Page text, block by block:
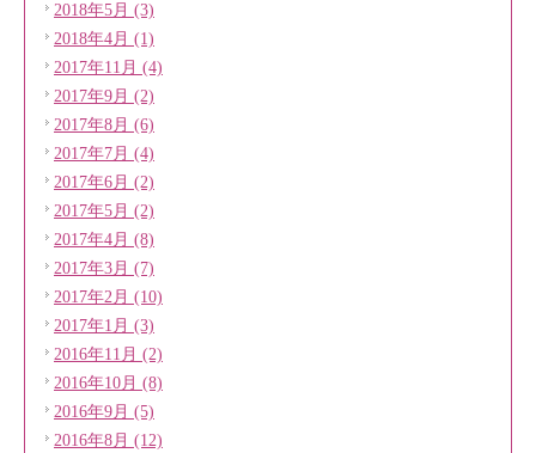
2018年5月 (3)
2018年4月 (1)
2017年11月 (4)
2017年9月 (2)
2017年8月 (6)
2017年7月 (4)
2017年6月 (2)
2017年5月 (2)
2017年4月 (8)
2017年3月 (7)
2017年2月 (10)
2017年1月 (3)
2016年11月 (2)
2016年10月 (8)
2016年9月 (5)
2016年8月 (12)